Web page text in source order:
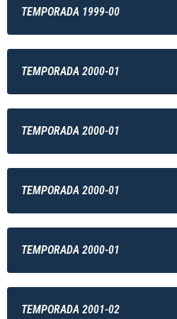
TEMPORADA 1999-00
TEMPORADA 2000-01
TEMPORADA 2000-01
TEMPORADA 2000-01
TEMPORADA 2000-01
TEMPORADA 2001-02